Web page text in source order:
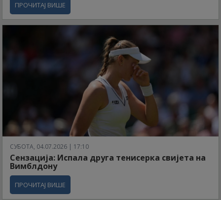
ПРОЧИТАЈ ВИШЕ
СУБОТА, 04.07.2026 | 17:10
Сензација: Испала друга тенисерка свијета на
Вимблдону
ПРОЧИТАЈ ВИШЕ